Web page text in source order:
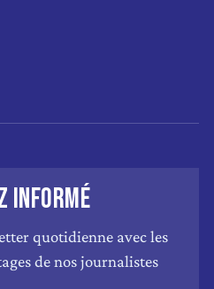
INFORMÉ
quotidienne avec les
de nos journalistes